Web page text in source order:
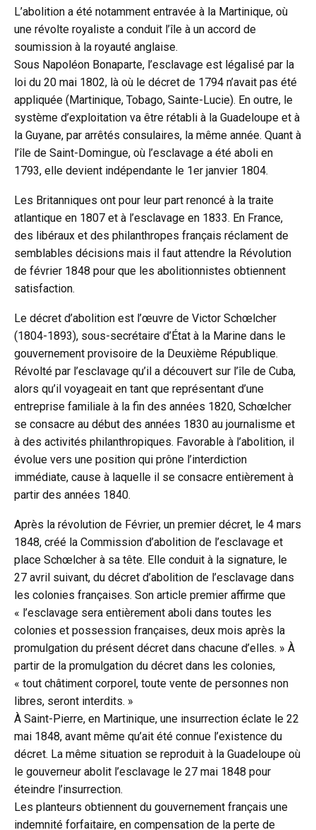
L’abolition a été notamment entravée à la Martinique, où
une révolte royaliste a conduit l’île à un accord de
soumission à la royauté anglaise.
Sous Napoléon Bonaparte, l’esclavage est légalisé par la
loi du 20 mai 1802, là où le décret de 1794 n’avait pas été
appliquée (Martinique, Tobago, Sainte-Lucie). En outre, le
système d’exploitation va être rétabli à la Guadeloupe et à
la Guyane, par arrêtés consulaires, la même année. Quant à
l’île de Saint-Domingue, où l’esclavage a été aboli en
1793, elle devient indépendante le 1er janvier 1804.
Les Britanniques ont pour leur part renoncé à la traite
atlantique en 1807 et à l’esclavage en 1833. En France,
des libéraux et des philanthropes français réclament de
semblables décisions mais il faut attendre la Révolution
de février 1848 pour que les abolitionnistes obtiennent
satisfaction.
Le décret d’abolition est l’œuvre de Victor Schœlcher
(1804-1893), sous-secrétaire d’État à la Marine dans le
gouvernement provisoire de la Deuxième République.
Révolté par l’esclavage qu’il a découvert sur l’île de Cuba,
alors qu’il voyageait en tant que représentant d’une
entreprise familiale à la fin des années 1820, Schœlcher
se consacre au début des années 1830 au journalisme et
à des activités philanthropiques. Favorable à l’abolition, il
évolue vers une position qui prône l’interdiction
immédiate, cause à laquelle il se consacre entièrement à
partir des années 1840.
Après la révolution de Février, un premier décret, le 4 mars
1848, créé la Commission d’abolition de l’esclavage et
place Schœlcher à sa tête. Elle conduit à la signature, le
27 avril suivant, du décret d’abolition de l’esclavage dans
les colonies françaises. Son article premier affirme que
« l’esclavage sera entièrement aboli dans toutes les
colonies et possession françaises, deux mois après la
promulgation du présent décret dans chacune d’elles. » À
partir de la promulgation du décret dans les colonies,
« tout châtiment corporel, toute vente de personnes non
libres, seront interdits. »
À Saint-Pierre, en Martinique, une insurrection éclate le 22
mai 1848, avant même qu’ait été connue l’existence du
décret. La même situation se reproduit à la Guadeloupe où
le gouverneur abolit l’esclavage le 27 mai 1848 pour
éteindre l’insurrection.
Les planteurs obtiennent du gouvernement français une
indemnité forfaitaire, en compensation de la perte de